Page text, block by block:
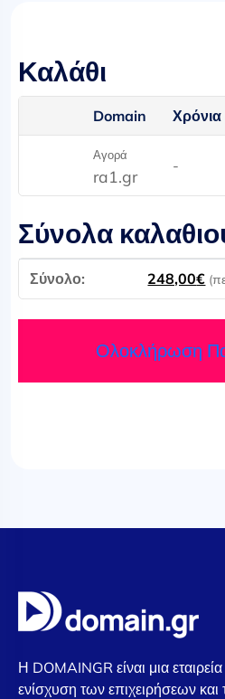
Καλάθι
Domain Χρόνια
Αγορά
ra1.gr
-
Σύνολα
248,00€
Ολοκλήρωση
Η DOMAINGR είναι μια
ενίσχυση των επιχειρήσεων και